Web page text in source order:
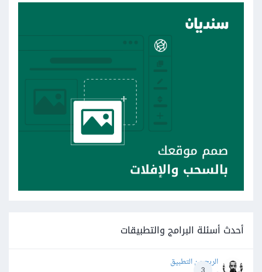
أحدث أسئلة البرامج والتطبيقات
3
الربح من التطبيق